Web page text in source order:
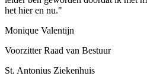
het hier en nu."
Monique Valentijn
Voorzitter Raad van Bestuur
St. Antonius Ziekenhuis